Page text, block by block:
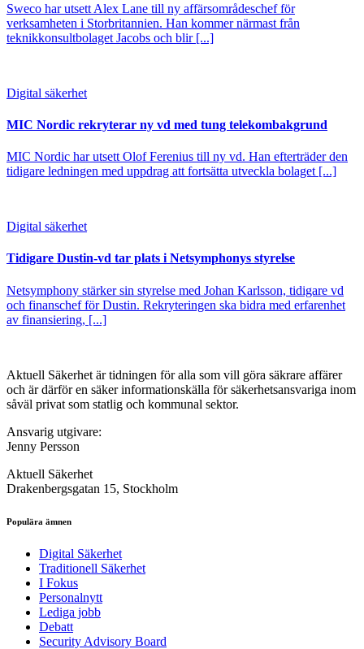
Sweco har utsett Alex Lane till ny affärsområdeschef för
verksamheten i Storbritannien. Han kommer närmast från
teknikkonsultbolaget Jacobs och blir [...]
Digital säkerhet
MIC Nordic rekryterar ny vd med tung telekombakgrund
MIC Nordic har utsett Olof Ferenius till ny vd. Han efterträder den
tidigare ledningen med uppdrag att fortsätta utveckla bolaget [...]
Digital säkerhet
Tidigare Dustin-vd tar plats i Netsymphonys styrelse
Netsymphony stärker sin styrelse med Johan Karlsson, tidigare vd
och finanschef för Dustin. Rekryteringen ska bidra med erfarenhet
av finansiering, [...]
Aktuell Säkerhet är tidningen för alla som vill göra säkrare affärer
och är därför en säker informationskälla för säkerhets­ansvariga inom
såväl privat som statlig och kommunal sektor.
Ansvarig utgivare:
Jenny Persson
Aktuell Säkerhet
Drakenbergsgatan 15, Stockholm
Populära ämnen
Digital Säkerhet
Traditionell Säkerhet
I Fokus
Personalnytt
Lediga jobb
Debatt
Security Advisory Board